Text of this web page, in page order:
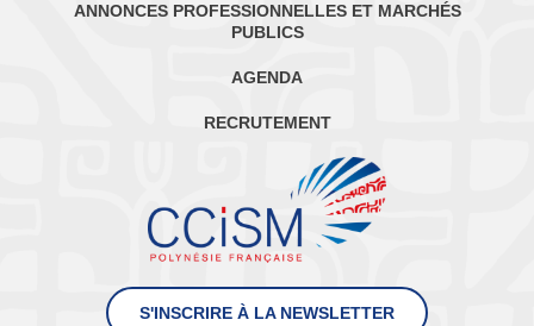
ANNONCES PROFESSIONNELLES ET MARCHÉS
PUBLICS
AGENDA
RECRUTEMENT
S'INSCRIRE À LA NEWSLETTER